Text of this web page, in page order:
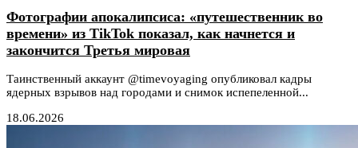
Фотографии апокалипсиса: «путешественник во
времени» из TikTok показал, как начнется и
закончится Третья мировая
Таинственный аккаунт @timevoyaging опубликовал кадры
ядерных взрывов над городами и снимок испепеленной...
18.06.2026